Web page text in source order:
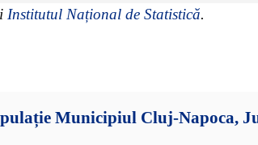
Institutul Național de Statistică.
Municipiul Cluj-Napoca,